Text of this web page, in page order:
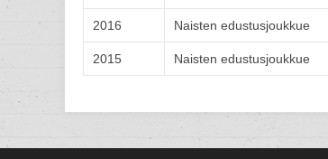
2016 Naisten edustusjoukkue
2015 Naisten edustusjoukkue